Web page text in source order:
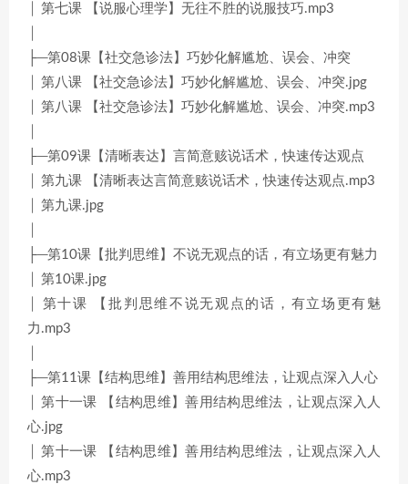
│ 第七课 【说服心理学】无往不胜的说服技巧.mp3
├─第08课【社交急诊法】巧妙化解尴尬、误会、冲突
│ 第八课 【社交急诊法】巧妙化解尴尬、误会、冲突.jpg
│ 第八课 【社交急诊法】巧妙化解尴尬、误会、冲突.mp3
├─第09课【清晰表达】言简意赅说话术，快速传达观点
│ 第九课 【清晰表达言简意赅说话术，快速传达观点.mp3
│ 第九课.jpg
├─第10课【批判思维】不说无观点的话，有立场更有魅力
│ 第10课.jpg
│ 第十课 【批判思维不说无观点的话，有立场更有魅
力.mp3
├─第11课【结构思维】善用结构思维法，让观点深入人心
│ 第十一课 【结构思维】善用结构思维法，让观点深入人
心.jpg
│ 第十一课 【结构思维】善用结构思维法，让观点深入人
心.mp3